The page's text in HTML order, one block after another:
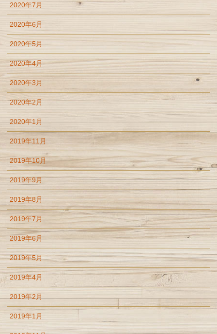
2020年7月
2020年6月
2020年5月
2020年4月
2020年3月
2020年2月
2020年1月
2019年11月
2019年10月
2019年9月
2019年8月
2019年7月
2019年6月
2019年5月
2019年4月
2019年2月
2019年1月